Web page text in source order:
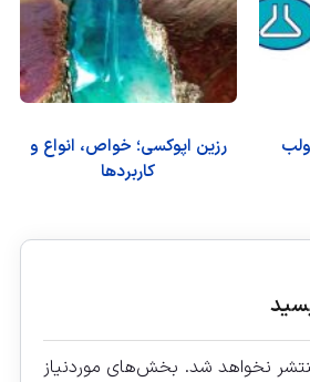
رزین اپوکسی؛ خواص، انواع و
کاربردها
نخواهد شد. بخش‌های موردنیاز